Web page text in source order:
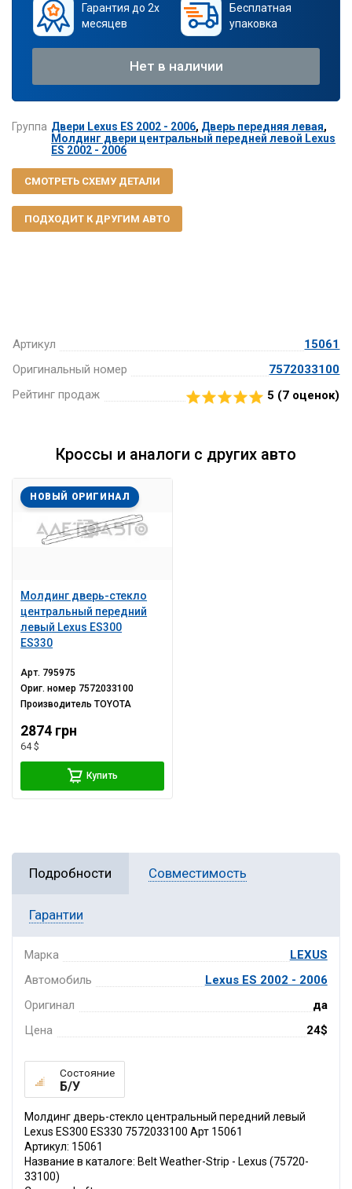
Артикул
15061
Оригинальный номер
7572033100
Рейтинг продаж
5 (7 оценок)
Гарантия до 2х
месяцев
Бесплатная
упаковка
Нет в наличии
Группа Двери Lexus ES 2002 - 2006, Дверь передняя левая,
Молдинг двери центральный передней левой Lexus
ES 2002 - 2006
СМОТРЕТЬ СХЕМУ ДЕТАЛИ
ПОДХОДИТ К ДРУГИМ АВТО
Кроссы и аналоги с других авто
Молдинг дверь-стекло
центральный передний
левый Lexus ES300
ES330
НОВЫЙ ОРИГИНАЛ
Арт. 795975
Ориг. номер 7572033100
ПроизводительTOYOTA
2874 грн
64 $
Купить
Подробности Совместимость
Гарантии
Марка
LEXUS
Автомобиль
Lexus ES 2002 - 2006
Оригинал
да
Цена
24$
Состояние
Б/У
Молдинг дверь-стекло центральный передний левый
Lexus ES300 ES330 7572033100 Арт 15061
Артикул: 15061
Название в каталоге: Belt Weather-Strip - Lexus (75720-
33100)